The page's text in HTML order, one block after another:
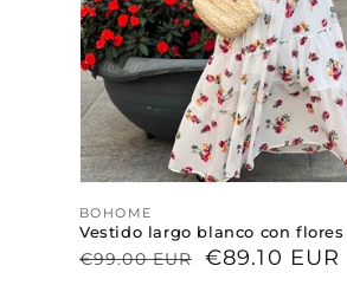
Proveedor:
BOHOME
Vestido largo blanco con flores
Precio
€99.00 EUR
Precio
€89.10 EUR